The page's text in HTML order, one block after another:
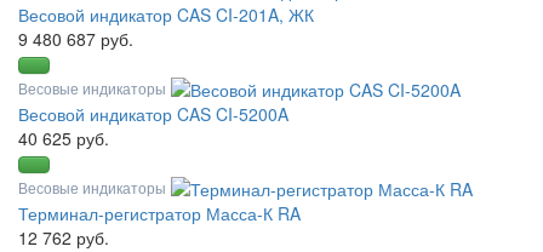
Весовой индикатор CAS CI-201A, ЖК
9 480 687 руб.
Весовые индикаторы
Весовой индикатор CAS CI-5200A
40 625 руб.
Весовые индикаторы
Терминал-регистратор Масса-К RA
12 762 руб.